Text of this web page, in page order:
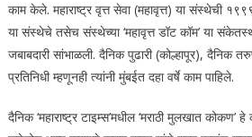
काम केले. महाराष्ट्र वृत्त सेवा (महावृत्त) या संस्थेची
या संस्थेचे तसेच संस्थेच्या ‘महावृत्त डॉट कॉम’ या
जबाबदारी सांभाळली. दैनिक पुढारी (कोल्हापूर), दैनिक
प्रतिनिधी म्हणूनही त्यांनी मुंबईत दहा वर्षे काम पाहिले.
दैनिक ‘महाराष्ट्र टाइम्स’मधील ‘मराठी मुलखात कोकण’